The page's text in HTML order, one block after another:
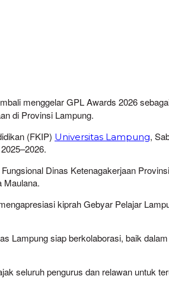
menggelar GPL Awards 2026
di Provinsi Lampung.
(FKIP) Universitas Lampung,
Dinas Ketenagakerjaan
Maulana.
kiprah Gebyar Pelajar
Lampung siap berkolaborasi, baik
seluruh pengurus dan relawan untuk